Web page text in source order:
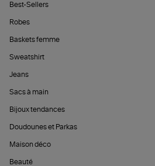
Best-Sellers
Robes
Baskets femme
Sweatshirt
Jeans
Sacs à main
Bijoux tendances
Doudounes et Parkas
Maison déco
Beauté